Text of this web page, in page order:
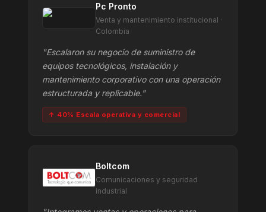
Pc Pronto
Venta y mantenimiento institucional ·
Colombia
"Escalaron su negocio de suministro de
equipos tecnológicos, instalación y
mantenimiento corporativo con una operación
estructurada y replicable."
↑ 40% Escala operativa y comercial
Boltcom
Comunicaciones y seguridad
industrial